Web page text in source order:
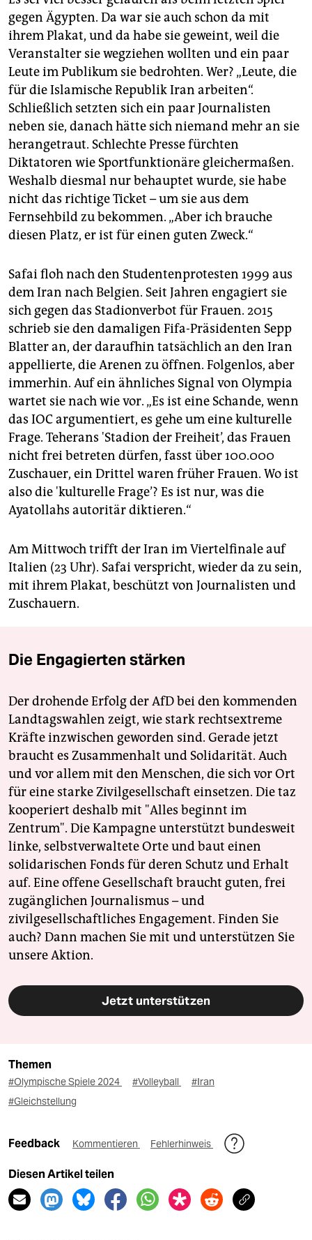
gegen Ägypten. Da war sie auch schon da mit
ihrem Plakat, und da habe sie geweint, weil die
Veranstalter sie wegziehen wollten und ein paar
Leute im Publikum sie bedrohten. Wer? „Leute, die
für die Islamische Republik Iran arbeiten“.
Schließlich setzten sich ein paar Journalisten
neben sie, danach hätte sich niemand mehr an sie
herangetraut. Schlechte Presse fürchten
Diktatoren wie Sportfunktionäre gleichermaßen.
Weshalb diesmal nur behauptet wurde, sie habe
nicht das richtige Ticket – um sie aus dem
Fernsehbild zu bekommen. „Aber ich brauche
diesen Platz, er ist für einen guten Zweck.“
Safai floh nach den Studentenprotesten 1999 aus
dem Iran nach Belgien. Seit Jahren engagiert sie
sich gegen das Stadionverbot für Frauen. 2015
schrieb sie den damaligen Fifa-Präsidenten Sepp
Blatter an, der daraufhin tatsächlich an den Iran
appellierte, die Arenen zu öffnen. Folgenlos, aber
immerhin. Auf ein ähnliches Signal von Olympia
wartet sie nach wie vor. „Es ist eine Schande, wenn
das IOC argumentiert, es gehe um eine kulturelle
Frage. Teherans 'Stadion der Freiheit’, das Frauen
nicht frei betreten dürfen, fasst über 100.000
Zuschauer, ein Drittel waren früher Frauen. Wo ist
also die 'kulturelle Frage’? Es ist nur, was die
Ayatollahs autoritär diktieren.“
Am Mittwoch trifft der Iran im Viertelfinale auf
Italien (23 Uhr). Safai verspricht, wieder da zu sein,
mit ihrem Plakat, beschützt von Journalisten und
Zuschauern.
Die Engagierten stärken
Der drohende Erfolg der AfD bei den kommenden
Landtagswahlen zeigt, wie stark rechtsextreme
Kräfte inzwischen geworden sind. Gerade jetzt
braucht es Zusammenhalt und Solidarität. Auch
und vor allem mit den Menschen, die sich vor Ort
für eine starke Zivilgesellschaft einsetzen. Die taz
kooperiert deshalb mit "Alles beginnt im
Zentrum". Die Kampagne unterstützt bundesweit
linke, selbstverwaltete Orte und baut einen
solidarischen Fonds für deren Schutz und Erhalt
auf. Eine offene Gesellschaft braucht guten, frei
zugänglichen Journalismus – und
zivilgesellschaftliches Engagement. Finden Sie
auch? Dann machen Sie mit und unterstützen Sie
unsere Aktion.
Jetzt unterstützen
Themen
#Olympische Spiele 2024 #Volleyball
#Iran
#Gleichstellung
Feedback Kommentieren Fehlerhinweis
Diesen Artikel teilen